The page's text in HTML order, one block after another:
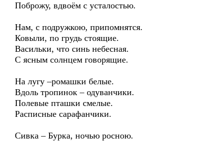
Поброжу, вдвоём с усталостью.
Нам, с подружкою, припомнятся.
Ковыли, по грудь стоящие.
Васильки, что синь небесная.
С ясным солнцем говорящие.
На лугу –ромашки белые.
Вдоль тропинок – одуванчики.
Полевые пташки смелые.
Расписные сарафанчики.
Сивка – Бурка, ночью росною.